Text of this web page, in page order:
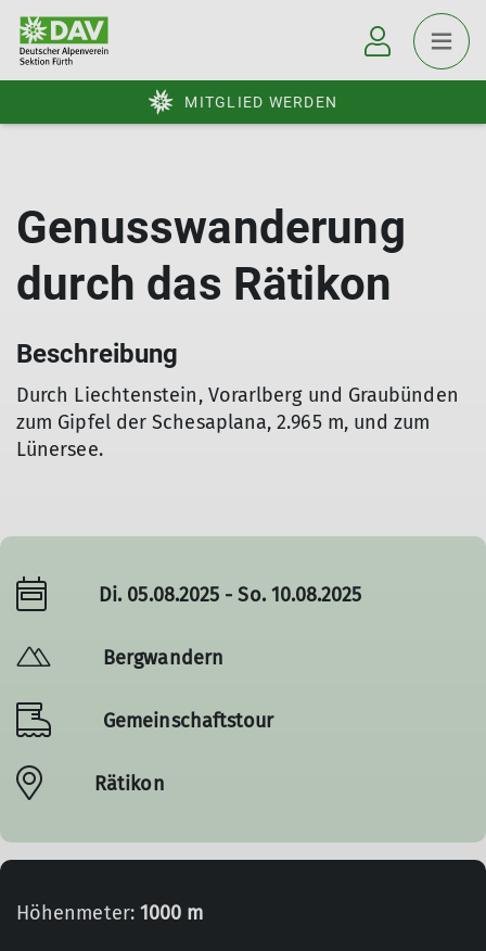
MITGLIED WERDEN
Genusswanderung
durch das Rätikon
Beschreibung
Durch Liechtenstein, Vorarlberg und Graubünden
zum Gipfel der Schesaplana, 2.965 m, und zum
Lünersee.
Di. 05.08.2025 - So. 10.08.2025
Bergwandern
Gemeinschaftstour
Rätikon
Höhenmeter: 1000 m